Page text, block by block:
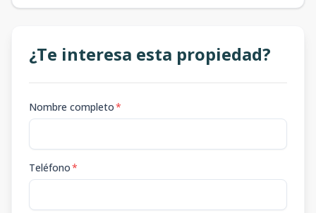
¿Te interesa esta propiedad?
Nombre completo*
Teléfono*